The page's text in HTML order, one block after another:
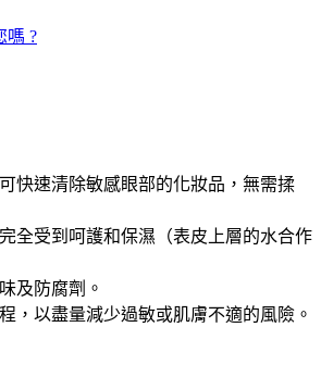
嗎 ?
可快速清除敏感眼部的化妝品，無需揉
全受到呵護和保濕（表皮上層的水合作
及防腐劑。
，以盡量減少過敏或肌膚不適的風險。